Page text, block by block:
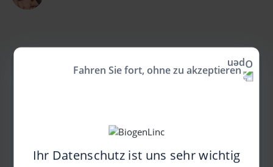
Ihr Datenschutz ist uns sehr wichtig
Fahren Sie fort, ohne zu akzeptieren
Play